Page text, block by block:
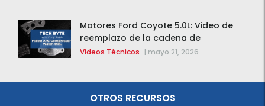
Motores Ford Coyote 5.0L: Video de
reemplazo de la cadena de
distribución de la F-150 2015 – 2020
Vídeos Técnicos | mayo 21, 2026
OTROS RECURSOS